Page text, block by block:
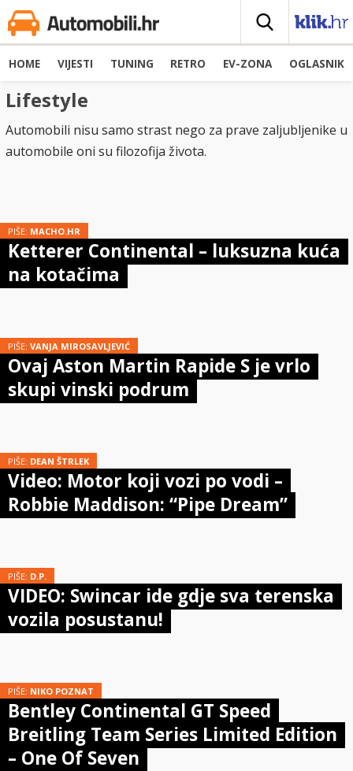
HOME VIJESTI TUNING RETRO EV-ZONA OGLASNIK
Lifestyle
Automobili nisu samo strast nego za prave zaljubljenike u
automobile oni su filozofija života.
PIŠE: MACHO.HR
Ketterer Continental – luksuzna kuća
na kotačima
PIŠE: VANJA MIROSAVLJEVIĆ
Ovaj Aston Martin Rapide S je vrlo
skupi vinski podrum
PIŠE: DEAN ŠTRLEK
Video: Motor koji vozi po vodi –
Robbie Maddison: “Pipe Dream”
PIŠE: D.P.
VIDEO: Swincar ide gdje sva terenska
vozila posustanu!
PIŠE: NIKO POZNAT
Bentley Continental GT Speed
Breitling Team Series Limited Edition
– One Of Seven